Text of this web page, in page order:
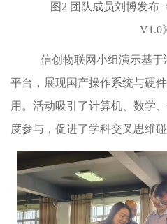
图 2 团队成员刘博发布
V1.0》
信创物联网小组演示基于
平台，展现国产操作系统与硬
用。活动吸引了计算机、数学
度参与，促进了学科交叉思维碰